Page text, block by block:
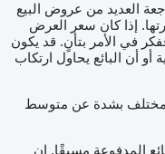
العديد من عروض البيع
إذا كان سعر العرض
في الأمر بتأنٍ. قد يكون
أن البائع يحاول ارتكاب
مختلف بشدة عن متوسط
المدفوعة مسبقًا. إن